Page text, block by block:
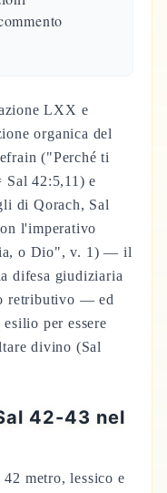
LXX e
organica del
("Perché ti
Sal 42:5,11) e
di Qorach, Sal
l'imperativo
o Dio", v. 1) — il
difesa giudiziaria
retributivo — ed
per essere
divino (Sal
42-43 nel
metro, lessico e